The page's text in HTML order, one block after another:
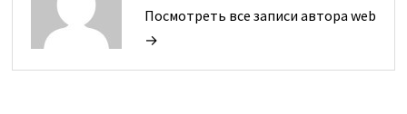
Посмотреть все записи автора web
→